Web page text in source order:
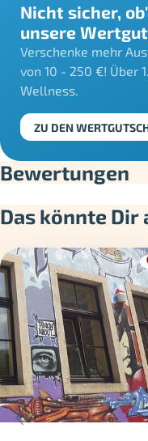
Nicht sicher,
unsere
Verschenke mehr
von 10 - 250 €! Über
Wellness.
ZU DEN
Bewertungen
Das könnte Dir